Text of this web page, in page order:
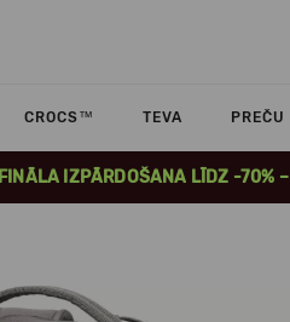
CROCS™ TEVA PREČU
FINĀLA IZPĀRDOŠANA LĪDZ -70%